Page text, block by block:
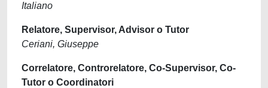
Italiano
Relatore, Supervisor, Advisor o Tutor
Ceriani, Giuseppe
Correlatore, Controrelatore, Co-Supervisor, Co-
Tutor o Coordinatori